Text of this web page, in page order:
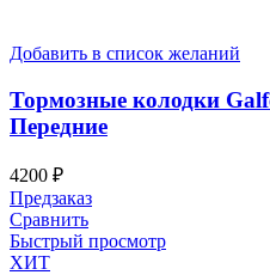
Добавить в список желаний
Тормозные колодки
Передние
4200 ₽
Предзаказ
Сравнить
Быстрый просмотр
ХИТ